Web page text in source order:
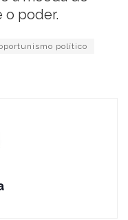
o poder.
político